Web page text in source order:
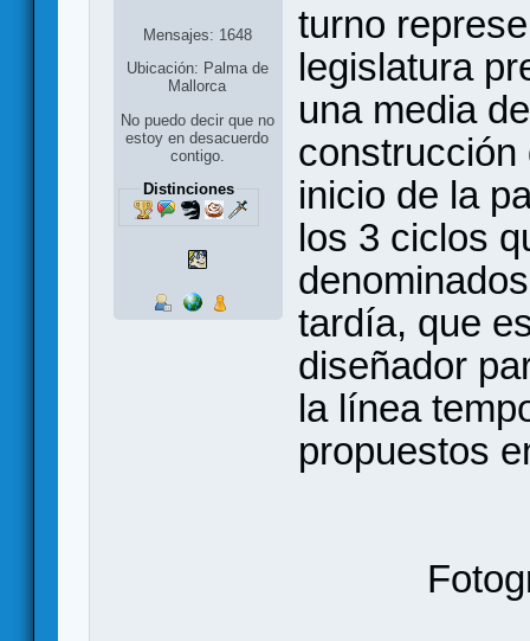
Mensajes: 1648
Ubicación: Palma de
Mallorca
No puedo decir que no
estoy en desacuerdo
contigo.
Distinciones
turno
legislatura
una media
construcción
inicio de la
los 3 ciclos
tardía, que
diseñador
la línea
propuestos